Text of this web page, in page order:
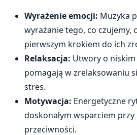
Wyrażenie emocji: Muzyka
wyrażanie tego, co czujemy,
pierwszym krokiem do ich
Relaksacja: Utwory o
pomagają w zrelaksowaniu
stres.
Motywacja: Energetyczne
doskonałym wsparciem
przeciwności.